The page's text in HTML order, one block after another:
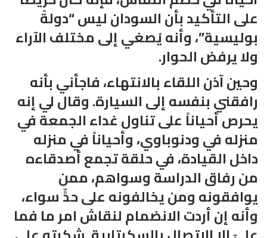
على التأكيد بأن السودان ليس “دولةً
بوليسية”، وأنه يُصغي إلى مختلف الآراء
ولا يرفض الحوار.
وحين آذن اللقاء بالانتهاء، فاجأني بأنه
رافقني بنفسه إلى السيارة. وقال لي إنه
يحرص أحياناً على تناول غداء الجمعة في
منزله في ودنوباوي، وأحياناً في منزله
داخل القيادة، في حلقة تجمع أصدقاءه
من رفاق الدراسة وسواهم، ممن
يوافقونه ومن يخالفونه على حدٍّ سواء،
وأنه إن أردت الانضمام لنقاش امر ما فما